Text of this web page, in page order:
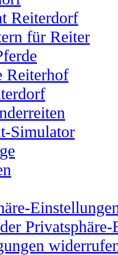
Reiterdorf
für Reiter
Reiterhof
Simulator